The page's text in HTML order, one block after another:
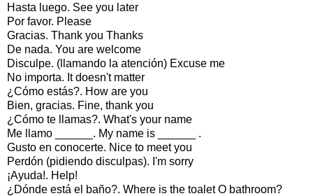
Hasta luego. See you later
Por favor. Please
Gracias. Thank you Thanks
De nada. You are welcome
Disculpe. (llamando la atención) Excuse me
No importa. It doesn't matter
¿Cómo estás?. How are you
Bien, gracias. Fine, thank you
¿Cómo te llamas?. What's your name
Me llamo ______. My name is ______ .
Gusto en conocerte. Nice to meet you
Perdón (pidiendo disculpas). I'm sorry
¡Ayuda!. Help!
¿Dónde está el baño?. Where is the toalet O bathroom?